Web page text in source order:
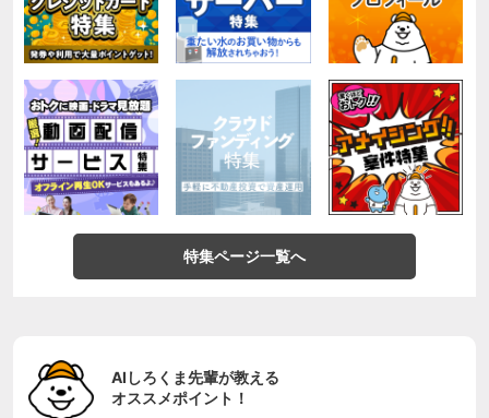
特集ページ一覧へ
AIしろくま先輩が教える
オススメポイント！